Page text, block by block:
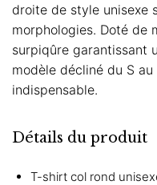
droite de style unisexe
morphologies. Doté de
surpiqûre garantissant
modèle décliné du S au
indispensable.
Détails du produit
T-shirt col rond